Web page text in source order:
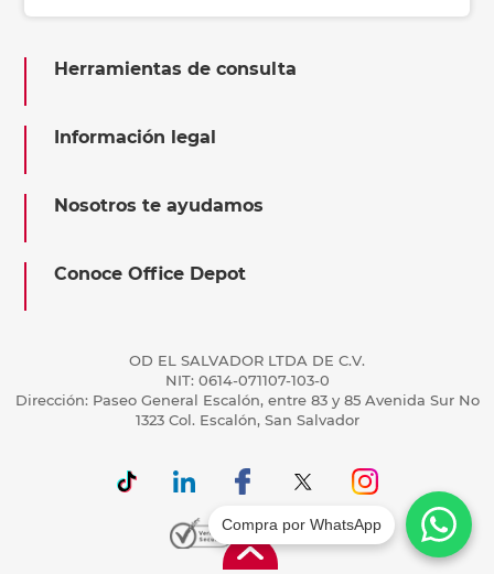
Herramientas de consulta
Información legal
Nosotros te ayudamos
Conoce Office Depot
OD EL SALVADOR LTDA DE C.V.
NIT: 0614-071107-103-0
Dirección: Paseo General Escalón, entre 83 y 85 Avenida Sur No
1323 Col. Escalón, San Salvador
Compra por WhatsApp